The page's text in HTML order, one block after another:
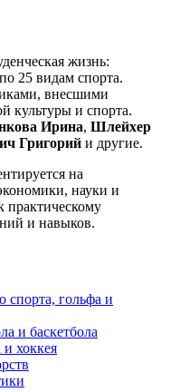
жизнь:
25 видам спорта.
внесшими
культуры и спорта.
Ирина, Шлейхер
Григорий и другие.
на
науки и
практическому
и навыков.
спорта, гольфа и
и баскетбола
хоккея